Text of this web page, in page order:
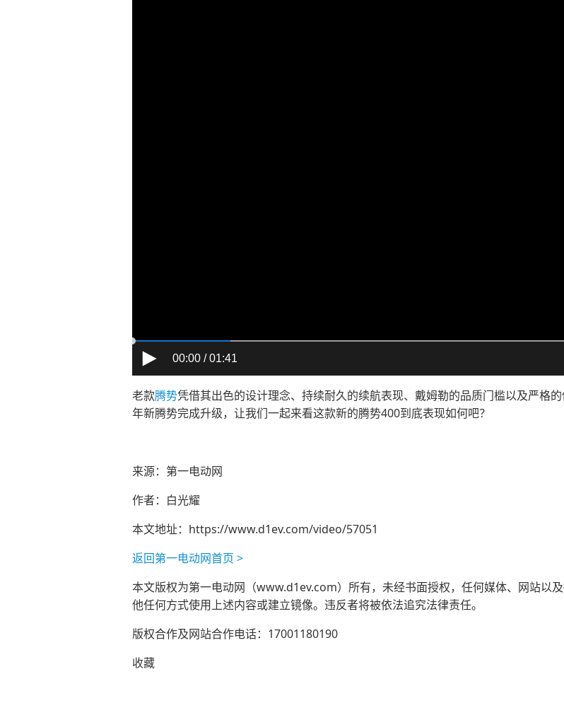
00:00 / 01:41
老款腾势凭借其出色的设计理念、持续耐久的续航表现、戴姆勒的品质门槛以及严格
年新腾势完成升级，让我们一起来看这款新的腾势400到底表现如何吧？
来源：第一电动网
作者：白光耀
本文地址： https://www.d1ev.com/video/57051
返回第一电动网首页 >
本文版权为第一电动网（www.d1ev.com）所有，未经书面授权，任何媒体、网站以
他任何方式使用上述内容或建立镜像。违反者将被依法追究法律责任。
版权合作及网站合作电话：17001180190
收藏